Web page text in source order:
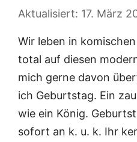
17. März
Wir leben in
total auf diesen
mich gerne davon
ich Geburtstag. Ein
wie ein König.
sofort an k. u. k. Ihr